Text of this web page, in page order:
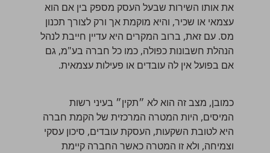
את אותו השירות שבעל העסק מספק בין אם הוא
עצמאי או שכיר, והיא מוקמת אך ורק לצורך תכנון
מס. עם זאת, ברוב המקרים היא עדיין חייבת לנהל
הנהלת חשבונות כפולה, כמו כל חברה בע"מ, גם
אם בפועל אין לה עובדים או פעילות עצמאית.
כמובן, מצב זה הוא לא ״תקין״ בעיני רשות
המיסים, היות המטרה המרכזית של הקמת חברה
היא לטובת השקעות, העסקת עובדים, סיכון עסקי
וצמיחה, ולא זו המטרה כאשר החברה קיימת